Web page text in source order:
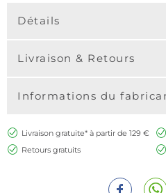
Détails
Livraison & Retours
Informations du
Livraison gratuite* à partir de 129 €
Retours gratuits